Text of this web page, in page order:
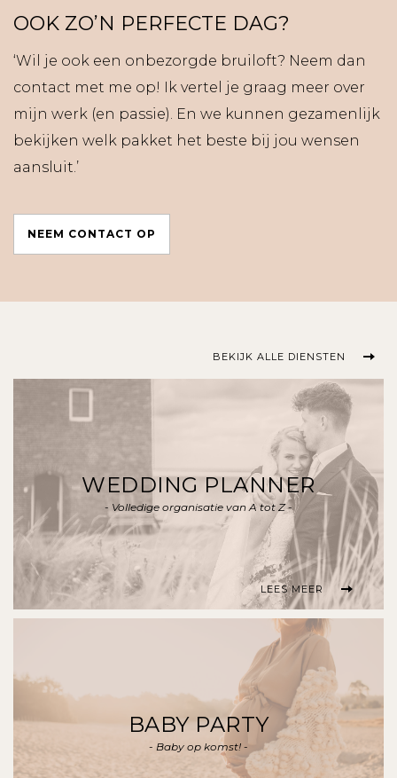
OOK ZO’N PERFECTE DAG?
‘Wil je ook een onbezorgde bruiloft? Neem dan
contact met me op! Ik vertel je graag meer over
mijn werk (en passie). En we kunnen gezamenlijk
bekijken welk pakket het beste bij jou wensen
aansluit.’
NEEM CONTACT OP
BEKIJK ALLE DIENSTEN
WEDDING PLANNER
- Volledige organisatie van A tot Z -
LEES MEER
BABY PARTY
- Baby op komst! -